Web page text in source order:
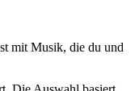
mit Musik, die du und